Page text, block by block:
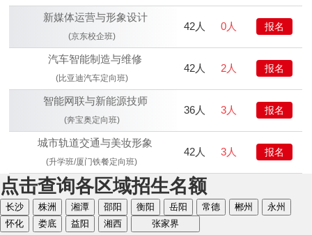
新媒体运营与形象设计
(京东校企班)
42人 0人 报名
汽车智能制造与维修
(比亚迪汽车定向班)
42人 2人 报名
智能网联与新能源技师
(奔宝奥定向班)
36人 3人 报名
城市轨道交通与美妆形象
(升学班/厦门铁餐定向班)
42人 3人 报名
点击查询各区域招生名额
长沙 株洲 湘潭 邵阳 衡阳 岳阳 常德 郴州
永州
怀化
娄底 益阳 湘西 张家界
恭贺 湖南衡阳何* 已报名
恭贺
湖南益阳陈* 已报名
恭贺
湖南湘西何*凡 已报名